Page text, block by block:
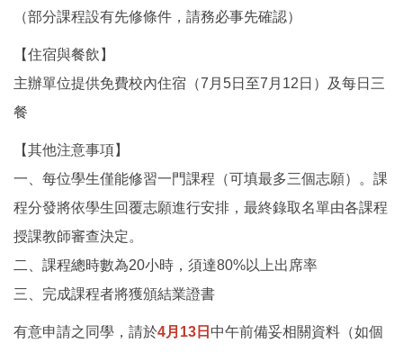
（部分課程設有先修條件，請務必事先確認）
【住宿與餐飲】
主辦單位提供免費校內住宿（7月5日至7月12日）及每日三
餐
【其他注意事項】
一、每位學生僅能修習一門課程（可填最多三個志願）。課
程分發將依學生回覆志願進行安排，最終錄取名單由各課程
授課教師審查決定。
二、課程總時數為20小時，須達80%以上出席率
三、完成課程者將獲頒結業證書
有意申請之同學，請於4月13日 中午前備妥相關資料（如個